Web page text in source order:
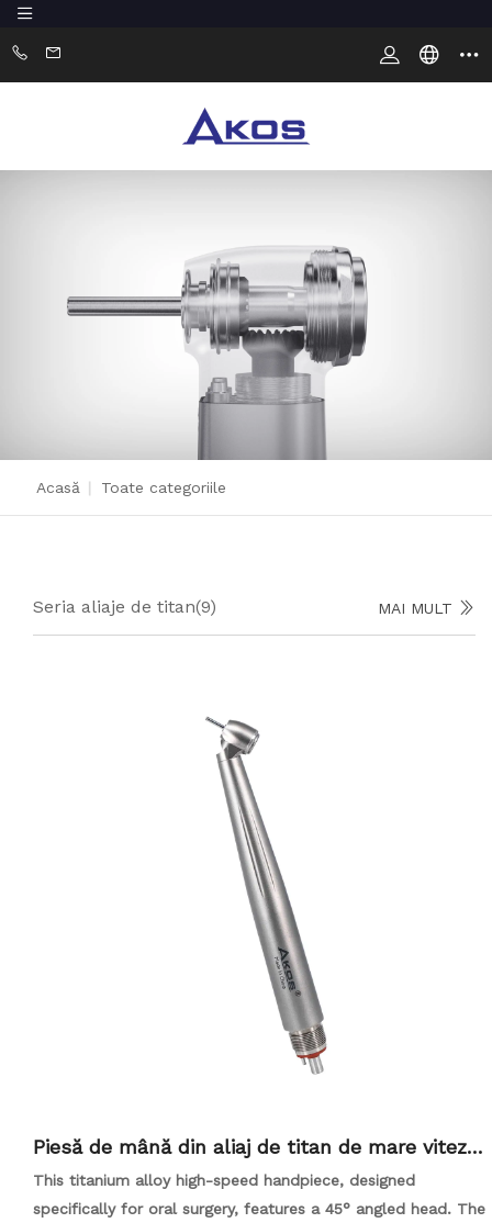
Acasă Toate categoriile
Seria aliaje de titan(9) MAI MULT
Piesă de mână din aliaj de titan de mare viteză
45° Compatibilă cu KAVO-copy
This titanium alloy high-speed handpiece, designed
specifically for oral surgery, features a 45° angled head. The